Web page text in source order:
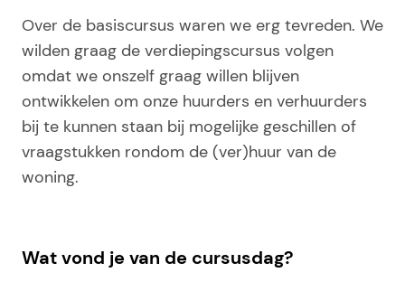
Over de basiscursus waren we erg tevreden. We
wilden graag de verdiepingscursus volgen
omdat we onszelf graag willen blijven
ontwikkelen om onze huurders en verhuurders
bij te kunnen staan bij mogelijke geschillen of
vraagstukken rondom de (ver)huur van de
woning.
Wat vond je van de cursusdag?